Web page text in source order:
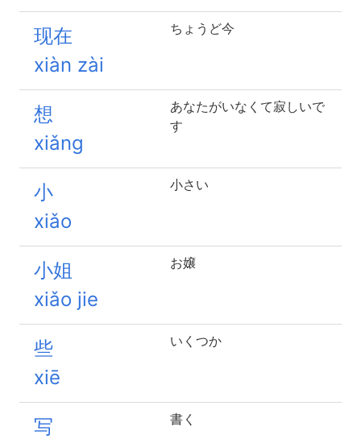
现在
xiàn zài
ちょうど今
想
xiǎng
あなたがいなくて寂しいで
す
小
xiǎo
小さい
小姐
xiǎo jie
お嬢
些
xiē
いくつか
写
書く